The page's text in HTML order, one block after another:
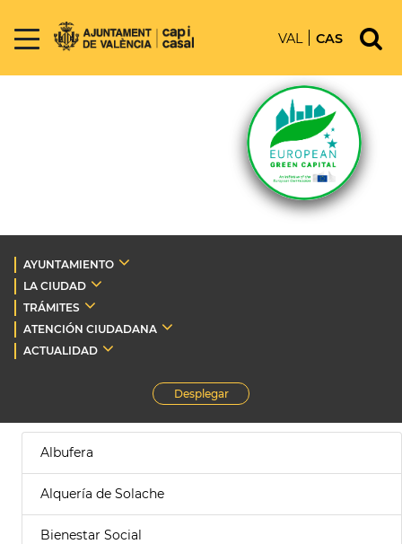
VAL CAS
AYUNTAMIENTO
LA CIUDAD
TRÁMITES
ATENCIÓN CIUDADANA
ACTUALIDAD
Desplegar
Albufera
Alquería de Solache
Bienestar Social